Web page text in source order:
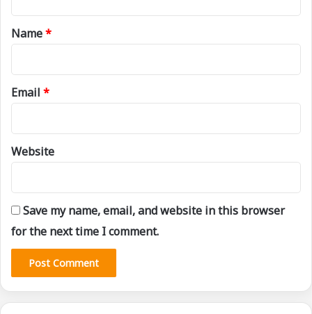
*
Name*
Email *
Website
Save my name, email, and website in this browser
for the next time I comment.